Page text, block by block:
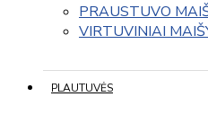
PRAUSTUVO
VIRTUVINIAI
PLAUTUVĖS